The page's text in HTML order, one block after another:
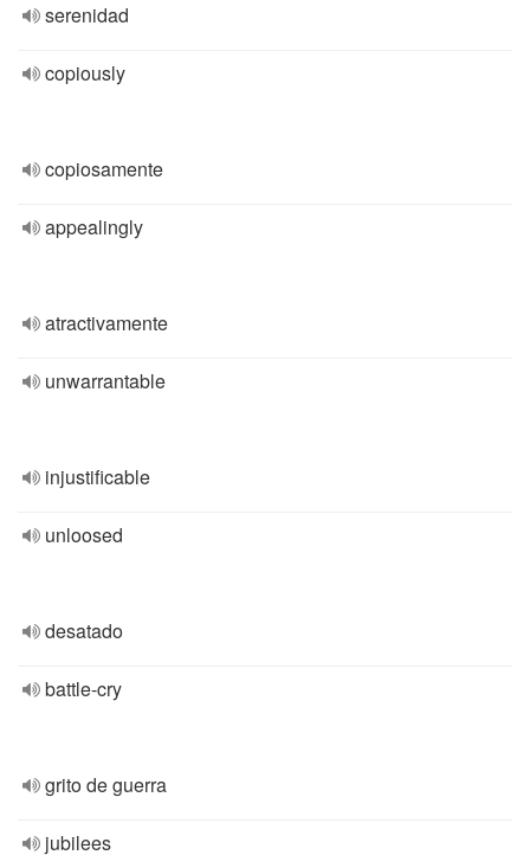
serenidad
copiously
copiosamente
appealingly
atractivamente
unwarrantable
injustificable
unloosed
desatado
battle-cry
grito de guerra
jubilees